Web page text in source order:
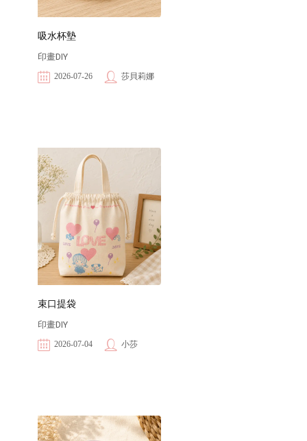
吸水杯墊
印畫DIY
2026-07-26 莎貝莉娜
束口提袋
印畫DIY
2026-07-04 小莎